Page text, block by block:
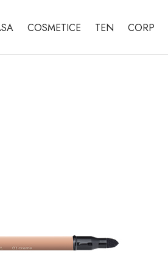
COSMETICE TEN CORP